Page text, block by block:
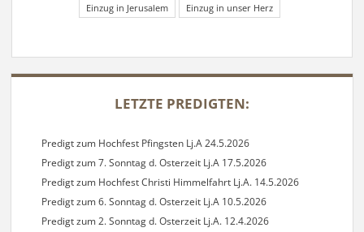
Einzug in Jerusalem Einzug in unser Herz
SIDEBAR
LETZTE PREDIGTEN:
Predigt zum Hochfest Pfingsten Lj.A 24.5.2026
Predigt zum 7. Sonntag d. Osterzeit Lj.A 17.5.2026
Predigt zum Hochfest Christi Himmelfahrt Lj.A. 14.5.2026
Predigt zum 6. Sonntag d. Osterzeit Lj.A 10.5.2026
Predigt zum 2. Sonntag d. Osterzeit Lj.A. 12.4.2026